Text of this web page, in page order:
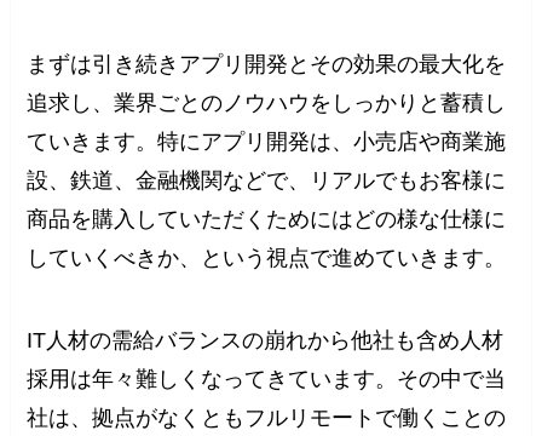
まずは引き続きアプリ開発とその効果の最大化を
追求し、業界ごとのノウハウをしっかりと蓄積し
ていきます。特にアプリ開発は、小売店や商業施
設、鉄道、金融機関などで、リアルでもお客様に
商品を購入していただくためにはどの様な仕様に
していくべきか、という視点で進めていきます。
IT人材の需給バランスの崩れから他社も含め人材
採用は年々難しくなってきています。その中で当
社は、拠点がなくともフルリモートで働くことの